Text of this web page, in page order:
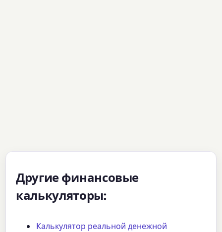
Другие финансовые
калькуляторы:
Калькулятор реальной денежной